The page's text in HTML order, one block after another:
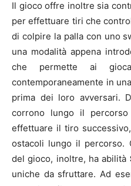
Il gioco offre inoltre sia
per effettuare tiri che
di colpire la palla con uno
una modalità appena
che permette ai
contemporaneamente in
prima dei loro avversari.
corrono lungo il
effettuare il tiro
ostacoli lungo il percorso.
del gioco, inoltre, ha abilità
uniche da sfruttare. Ad